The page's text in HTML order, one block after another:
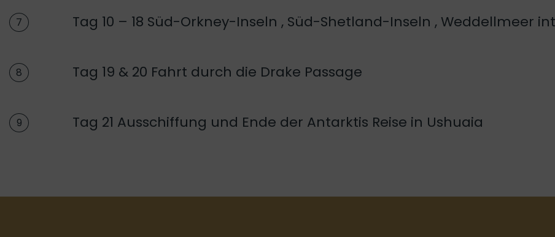
7 Tag 10 – 18 Süd-Orkney-Inseln , Süd-Shetland-Inseln , Weddellmeer
8 Tag 19 & 20 Fahrt durch die Drake Passage
9 Tag 21 Ausschiffung und Ende der Antarktis Reise in Ushuaia